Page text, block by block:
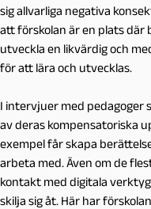
sig allvarliga negativa
att förskolan är en plats
utveckla en likvärdig och
för att lära och utvecklas.
I intervjuer med pedagoger
av deras kompensatoriska
exempel får skapa
arbeta med. Även om de
kontakt med digitala
skilja sig åt. Här har